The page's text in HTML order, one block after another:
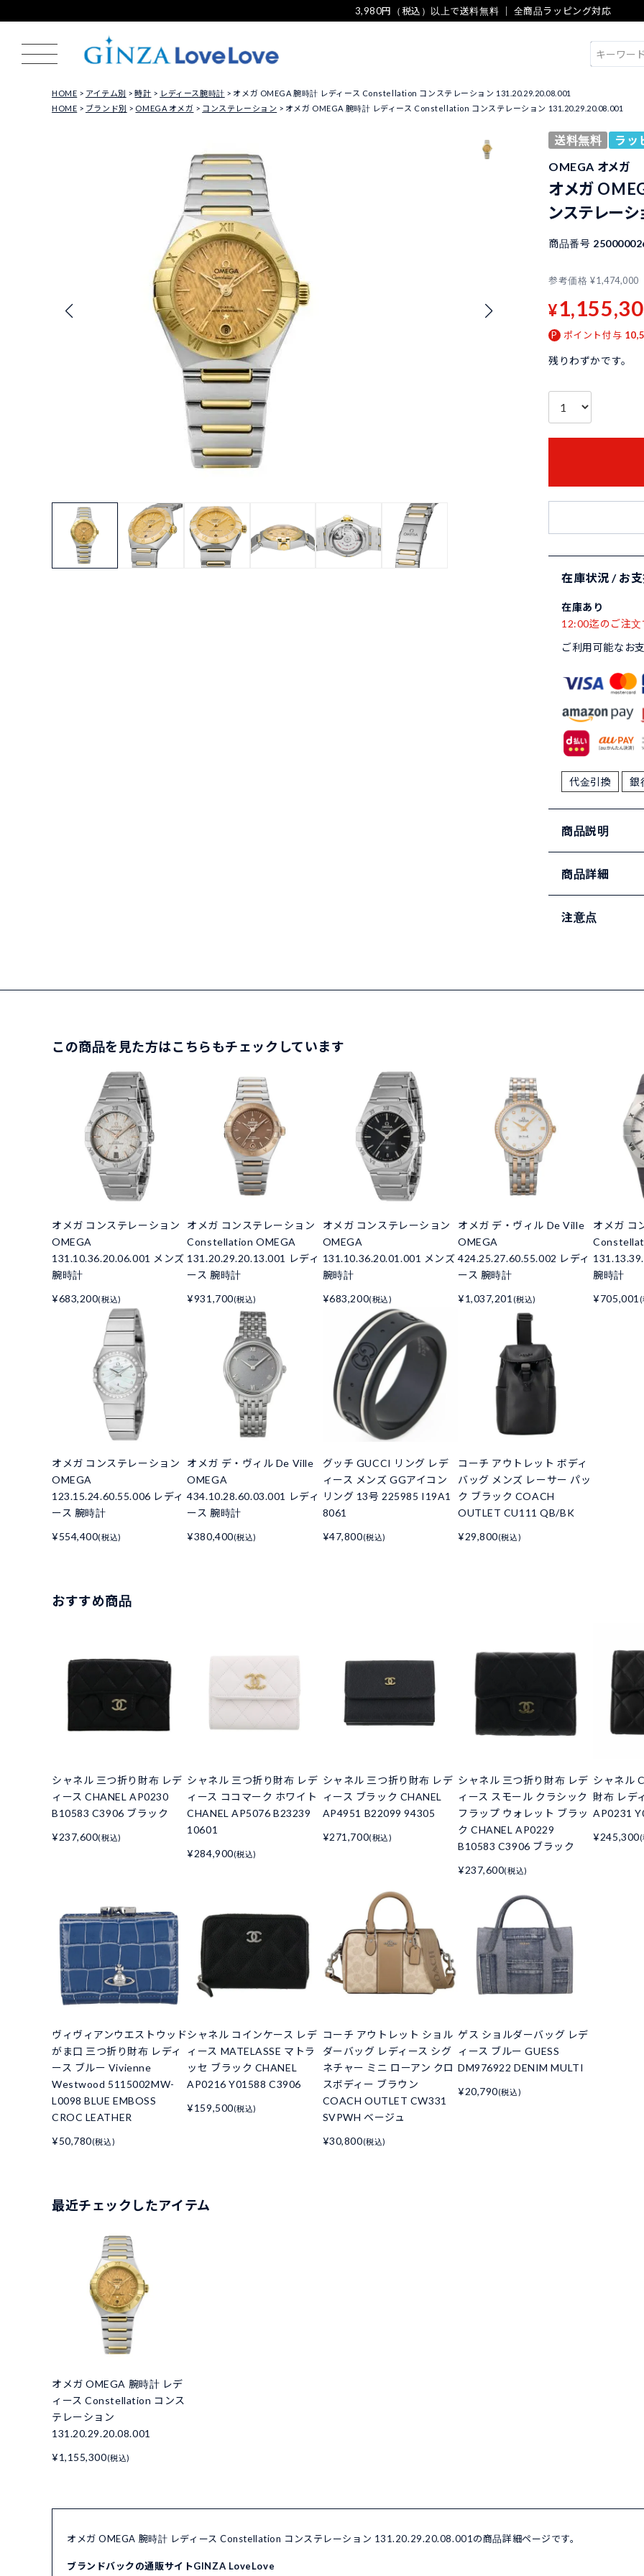
3,980円（税込）以上で送料無料 ｜ 全商品ラッピング対応
HOME アイテム別 時計 レディース腕時計
オメガ OMEGA 腕時計 レディース Constellation コンステレーション 131.20.29.20.08.001
HOME
ブランド別 OMEGA オメガ コンステレーション オメガ OMEGA 腕時計 レディース Constellation コンステレーション 131.20.29.20.08.001
送料無料
ラッ
OMEGA オメガ
オメガ
ンステレー
商品番号
参考価格 ¥1,474,000
¥
ポイント付与
残りわずかです。
在庫状況 / お
在庫あり
12:00迄のご注
ご利用可能なお
代金引換 銀
商品説明
商品詳細
注意点
この商品を見た方はこちらもチェックしています
オメガ コンステレーション
OMEGA
131.10.36.20.06.001 メンズ
腕時計
¥683,200(税込)
オメガ コンステレーション
Constellation OMEGA
131.20.29.20.13.001 レディ
ース 腕時計
¥931,700(税込)
オメガ コンステレーション
OMEGA
131.10.36.20.01.001 メンズ
腕時計
¥683,200(税込)
オメガ デ・ヴィル De Ville
OMEGA
424.25.27.60.55.002 レディ
ース 腕時計
¥1,037,201 (税込)
オメガ コ
腕時計
¥705,001
オメガ コンステレーション
OMEGA
123.15.24.60.55.006 レディ
ース 腕時計
¥554,400(税込)
オメガ デ・ヴィル De Ville
OMEGA
434.10.28.60.03.001 レディ
ース 腕時計
¥380,400(税込)
グッチ GUCCI リング レデ
ィース メンズ GGアイコン
リング 13号 225985 I19A1
8061
¥47,800(税込)
コーチ アウトレット ボディ
バッグ メンズ レーサー パッ
ク ブラック COACH
OUTLET CU111 QB/BK
¥29,800(税込)
おすすめ商品
シャネル 三つ折り財布 レデ
ィース CHANEL AP0230
B10583 C3906 ブラック
¥237,600(税込)
シャネル 三つ折り財布 レデ
ィース ココマーク ホワイト
CHANEL AP5076 B23239
10601
¥284,900(税込)
シャネル 三つ折り財布 レデ
ィース ブラック CHANEL
AP4951 B22099 94305
¥271,700(税込)
シャネル 三つ折り財布 レデ
ィース スモール クラシック
フラップ ウォレット ブラッ
ク CHANEL AP0229
B10583 C3906 ブラック
¥237,600(税込)
シャネル
財布 レデ
AP0231
¥245,300
ヴィヴィアンウエストウッド
がま口 三つ折り財布 レディ
ース ブルー Vivienne
Westwood 5115002MW-
L0098 BLUE EMBOSS
CROC LEATHER
¥50,780(税込)
シャネル コインケース レデ
ィース MATELASSE マトラ
ッセ ブラック CHANEL
AP0216 Y01588 C3906
¥159,500(税込)
コーチ アウトレット ショル
ダーバッグ レディース シグ
ネチャー ミニ ローアン クロ
スボディー ブラウン
COACH OUTLET CW331
SVPWH ベージュ
¥30,800(税込)
ゲス ショルダーバッグ レデ
ィース ブルー GUESS
DM976922 DENIM MULTI
¥20,790(税込)
最近チェックしたアイテム
オメガ OMEGA 腕時計 レデ
ィース Constellation コンス
テレーション
131.20.29.20.08.001
¥1,155,300(税込)
オメガ OMEGA 腕時計 レディース Constellation コンステレーション 131.20.29.20.08.001の商品詳細ページです。
ブランドバックの通販サイトGINZA LoveLove